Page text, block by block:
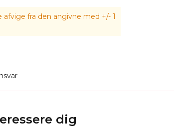
fra den angivne med +/- 1
dig